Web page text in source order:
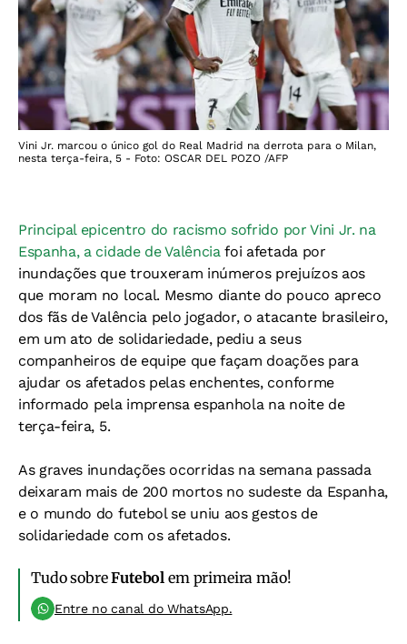
Vini Jr. marcou o único gol do Real Madrid na derrota para o Milan,
nesta terça-feira, 5 - Foto: OSCAR DEL POZO /AFP
Principal epicentro do racismo sofrido por Vini Jr. na
Espanha, a cidade de Valênciafoi afetada por
inundações que trouxeram inúmeros prejuízos aos
que moram no local. Mesmo diante do pouco apreco
dos fãs de Valência pelo jogador, o atacante brasileiro,
em um ato de solidariedade, pediu a seus
companheiros de equipe que façam doações para
ajudar os afetados pelas enchentes, conforme
informado pela imprensa espanhola na noite de
terça-feira, 5.
As graves inundações ocorridas na semana passada
deixaram mais de 200 mortos no sudeste da Espanha,
e o mundo do futebol se uniu aos gestos de
solidariedade com os afetados.
Tudo sobreFutebol em primeira mão!
Entre no canal do WhatsApp.